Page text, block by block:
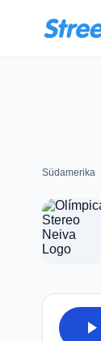
Südamerika
play_arrow